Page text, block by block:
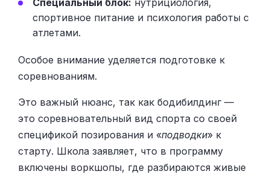
Специальный блок: нутрициология,
спортивное питание и психология работы с
атлетами.
Особое внимание уделяется подготовке к
соревнованиям.
Это важный нюанс, так как бодибилдинг —
это соревновательный вид спорта со своей
спецификой позирования и «подводки» к
старту. Школа заявляет, что в программу
включены воркшопы, где разбираются живые